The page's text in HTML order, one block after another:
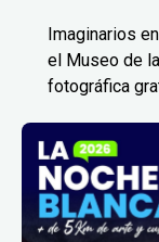
Imaginarios
el Museo de
fotográfica